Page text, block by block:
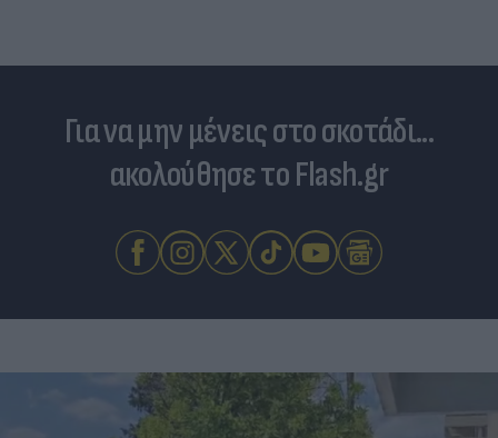
Για να μην μένεις στο σκοτάδι...
ακολούθησε το Flash.gr